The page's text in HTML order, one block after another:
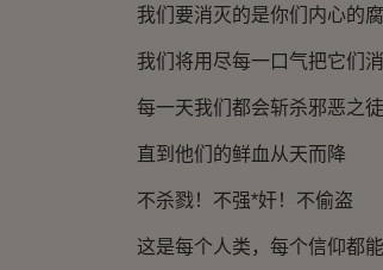
我们要消灭的是你们内心的腐
我们将用尽每一口气把它们消
每一天我们都会斩杀邪恶之徒
直到他们的鲜血从天而降
不杀戮！不强*奸！不偷盗
这是每个人类，每个信仰都能